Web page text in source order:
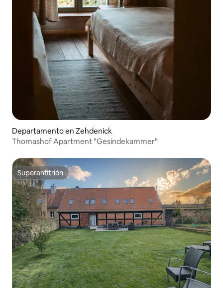
Departamento en Zehdenick
Thomashof Apartment "Gesindekammer"
Superanfitrión
Superanfitrión